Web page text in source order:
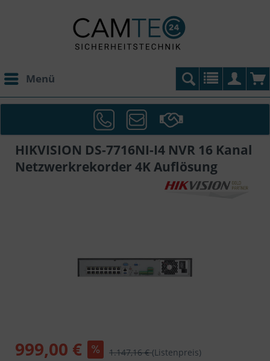
Menü
HIKVISION DS-7716NI-I4 NVR 16 Kanal
Netzwerkrekorder 4K Auflösung
999,00 € 1.147,16 €(Listenpreis)